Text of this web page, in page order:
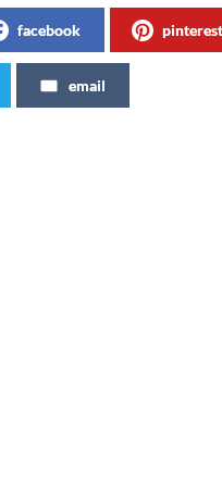
facebook pinterest
email